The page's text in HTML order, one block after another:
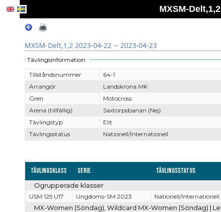
MXSM-
MXSM-Delt,1,2 2023-04-22 -- 2023-04-23
Tävlingsinformation
Tillståndsnummer
64-1
Arrangör
Landskrona MK
Gren
Motocross
Arena (tillfällig)
Saxtorpsbanan (Nej)
Tävlingstyp
Elit
Tävlingsstatus
Nationell/Internationell
Tävlingsklass Serie Tävlingsstatus
Ogrupperade klasser
USM 125 U17 Ungdoms-SM 2023 Nationell/Internationell
MX-Women (Söndag), Wildcard MX-Women (Söndag) |